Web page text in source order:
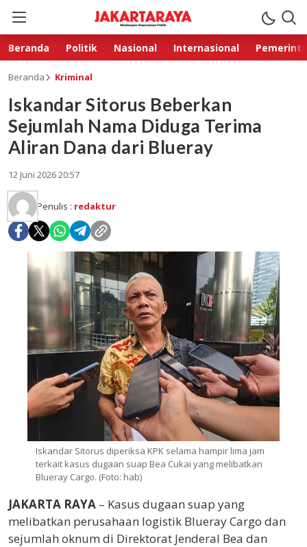
Beranda Politik Nasional Internasional
Beranda Kriminal
Iskandar Sitorus Beberkan
Sejumlah Nama Diduga Terima
Aliran Dana dari Blueray
12 Juni 2026 20:57
Penulis : redaktur
Iskandar Sitorus diperiksa KPK selama hampir lima jam
terkait kasus dugaan suap Bea Cukai yang melibatkan
Blueray Cargo. (Foto: hab)
JAKARTA RAYA – Kasus dugaan suap yang
melibatkan perusahaan logistik Blueray Cargo dan
sejumlah oknum di Direktorat Jenderal Bea dan